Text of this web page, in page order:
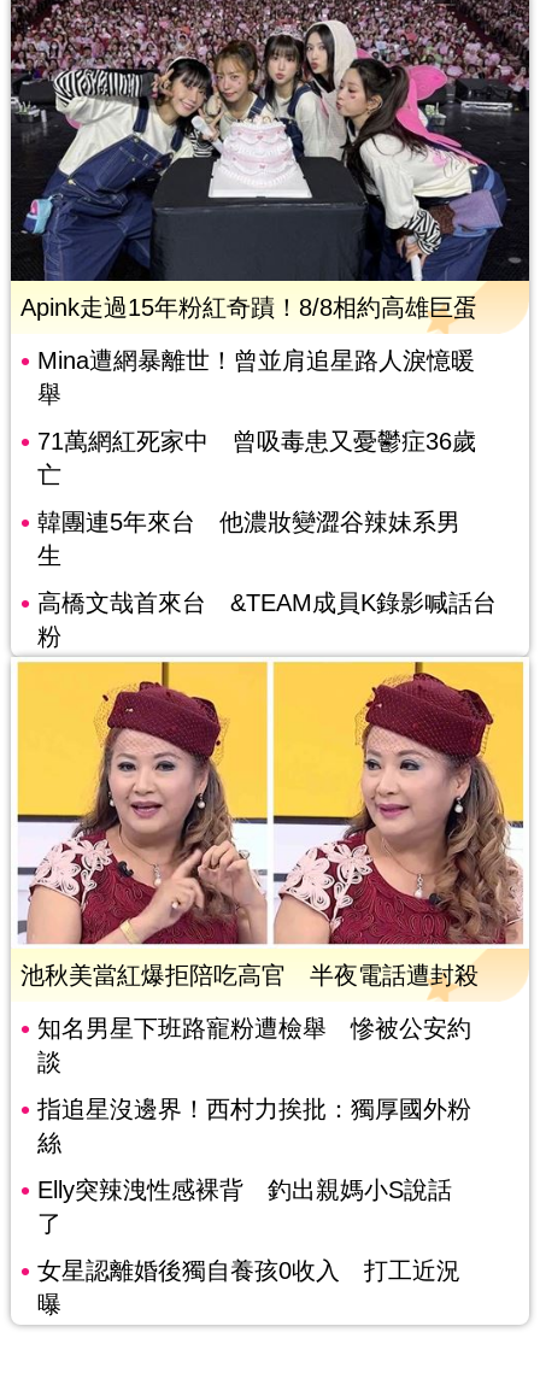
Apink走過15年粉紅奇蹟！8/8相約高雄巨蛋
Mina遭網暴離世！曾並肩追星路人淚憶暖
舉
71萬網紅死家中 曾吸毒患又憂鬱症36歲
亡
韓團連5年來台 他濃妝變澀谷辣妹系男
生
高橋文哉首來台 &TEAM成員K錄影喊話台
粉
池秋美當紅爆拒陪吃高官 半夜電話遭封殺
知名男星下班路寵粉遭檢舉 慘被公安約
談
指追星沒邊界！西村力挨批：獨厚國外粉
絲
Elly突辣洩性感裸背 釣出親媽小S說話
了
女星認離婚後獨自養孩0收入 打工近況
曝